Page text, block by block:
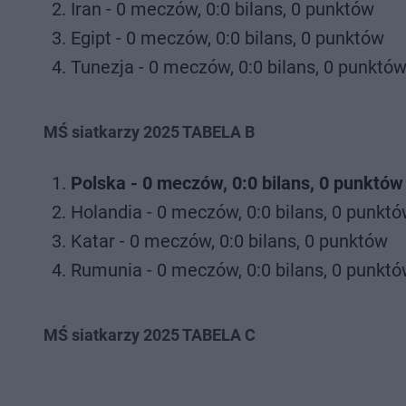
Iran - 0 meczów, 0:0 bilans, 0 punktów
Egipt - 0 meczów, 0:0 bilans, 0 punktów
Tunezja - 0 meczów, 0:0 bilans, 0 punktów
MŚ siatkarzy 2025 TABELA B
Polska - 0 meczów, 0:0 bilans, 0 punktów
Holandia - 0 meczów, 0:0 bilans, 0
Katar - 0 meczów, 0:0 bilans, 0 punktów
Rumunia - 0 meczów, 0:0 bilans, 0
MŚ siatkarzy 2025 TABELA C